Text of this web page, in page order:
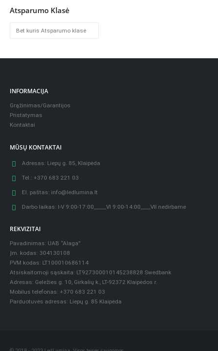
Atsparumo Klasė
INFORMACIJA
Grąžinimas/Garantijos
Pristatymas
Kontaktai
MŪSŲ KONTAKTAI
Adresas: Liepų g. 85, Klaipėda
Tel.: +370 683 221 03
El. paštas: info@ledlumina.lt
Darbo laikas: I-V 9:00-17:00_____VI 9:00-14:00____VII nedirbame
REKVIZITAI
Pavadinimas: UAB “Alaga”
Įm. kodas: 304130108
PVM kodas: LT100010686114
Atsiskaitomoji sąskaita: LT927300010145238828 Swedbank
Adresas: Geležies g. 10, Girkalių k., LT-92372 Klaipėdos r.
Mobilus telefonas: +370 683 221 03
Parduotuvės adresas: Liepų g. 85 Klaipėda